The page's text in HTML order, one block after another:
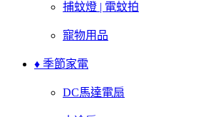
捕蚊燈 | 電蚊拍
寵物用品
♦ 季節家電
DC馬達電扇